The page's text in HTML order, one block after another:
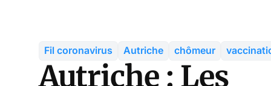
Fil coronavirus Autriche chômeur
Autriche : Les